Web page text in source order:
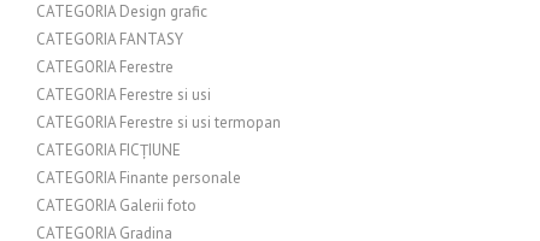
CATEGORIA Design grafic
CATEGORIA FANTASY
CATEGORIA Ferestre
CATEGORIA Ferestre si usi
CATEGORIA Ferestre si usi termopan
CATEGORIA FICȚIUNE
CATEGORIA Finante personale
CATEGORIA Galerii foto
CATEGORIA Gradina